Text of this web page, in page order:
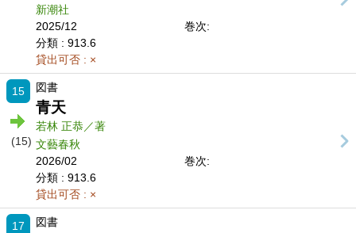
新潮社
2025/12
巻次:
分類 : 913.6
貸出可否 : ×
15
(15)
図書
青天
若林 正恭／著
文藝春秋
2026/02
巻次:
分類 : 913.6
貸出可否 : ×
17 図書